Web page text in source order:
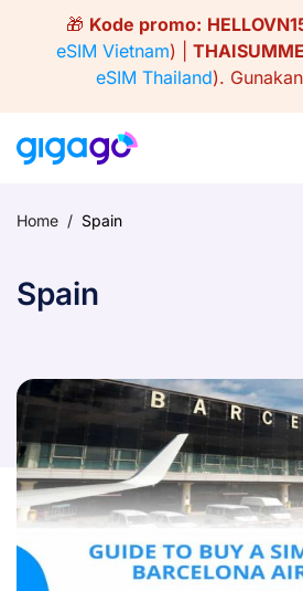
🎁 Kode promo:
eSIM Vietnam) |
eSIM Thailand).
Home / Spain
Spain